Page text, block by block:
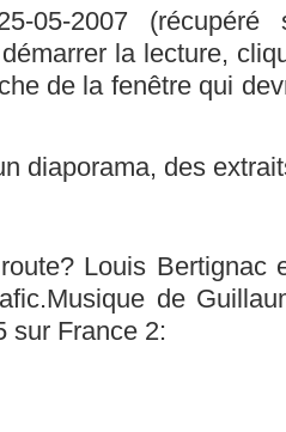
05-2007
la lecture,
de la fenêtre qui
diaporama, des
Louis Bertignac
de
sur France 2: